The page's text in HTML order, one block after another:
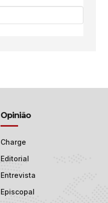
Opinião
Charge
Editorial
Entrevista
Episcopal